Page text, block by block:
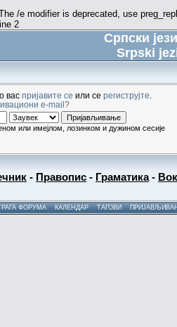
/e modifier is deprecated, use
2
Српски
Srpski
вас пријавите се или се региструјте
e-mail?
или имејлом, лозинком и дужином сесије
- Правопис - Граматика-
ФОРУМА КАЛЕНДАР ТАГОВИ